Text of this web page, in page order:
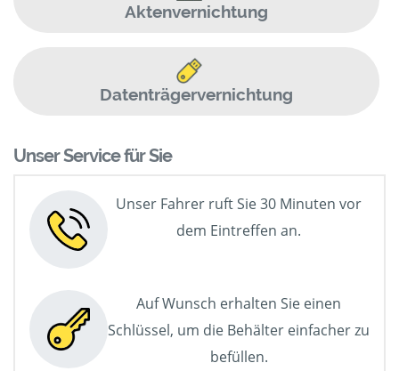
Aktenvernichtung
Datenträgervernichtung
Unser Service für Sie
Unser Fahrer ruft Sie 30 Minuten vor
dem Eintreffen an.
Auf Wunsch erhalten Sie einen
Schlüssel, um die Behälter einfacher zu
befüllen.